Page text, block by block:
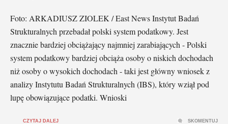
Foto: ARKADIUSZ ZIOLEK / East News Instytut Badań
Strukturalnych przebadał polski system podatkowy. Jest
znacznie bardziej obciążający najmniej zarabiających - Polski
system podatkowy bardziej obciąża osoby o niskich dochodach
niż osoby o wysokich dochodach - taki jest główny wniosek z
analizy Instytutu Badań Strukturalnych (IBS), który wziął pod
lupę obowiązujące podatki. Wnioski
CZYTAJ DALEJ SKOMENTUJ